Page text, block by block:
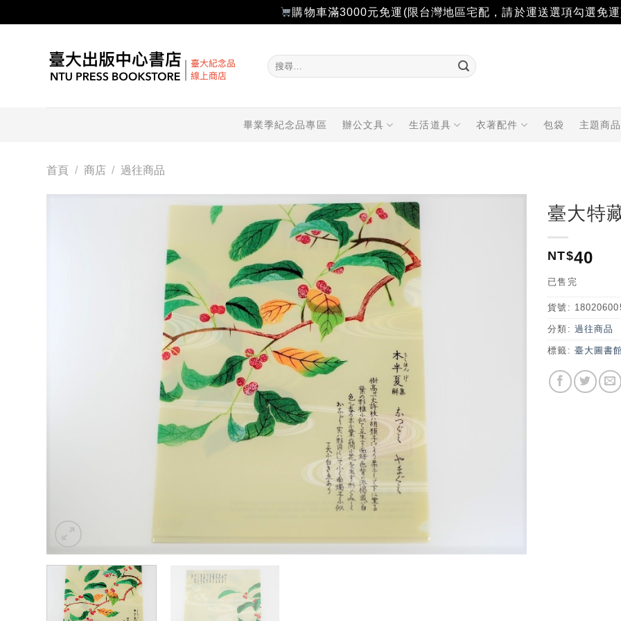
購物車滿3000元免運(限台灣地區宅配，請於運送選項勾選免
搜
尋
畢業季紀念品專區 辦公文具 生活道具 衣著配件 包袋 主題商品
首頁 / 商店 / 過往商品
臺大特
NT$40
已售完
貨號:
分類: 過往商品
標籤: 臺大圖書